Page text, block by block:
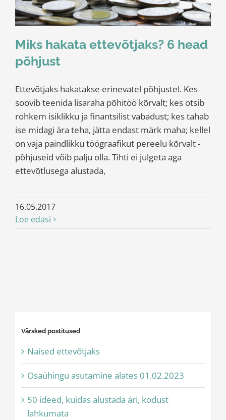
Miks hakata ettevõtjaks? 6 head
põhjust
Ettevõtjaks hakatakse erinevatel põhjustel. Kes
soovib teenida lisaraha põhitöö kõrvalt; kes otsib
rohkem isiklikku ja finantsilist vabadust; kes tahab
ise midagi ära teha, jätta endast märk maha; kellel
on vaja paindlikku töögraafikut pereelu kõrvalt -
põhjuseid võib palju olla. Tihti ei julgeta aga
ettevõtlusega alustada,
16.05.2017
Loe edasi
Värsked postitused
Naised ettevõtjaks
Osaühingu asutamine alates 01.02.2023
50 ideed, kuidas alustada äri, kodust
lahkumata